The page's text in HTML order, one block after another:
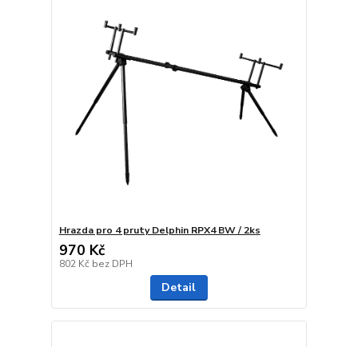
Hrazda pro 4 pruty Delphin RPX4 BW / 2ks
970 Kč
802 Kč bez DPH
Detail